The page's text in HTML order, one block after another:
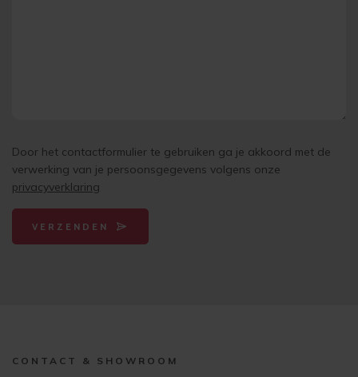
Door het contactformulier te gebruiken ga je akkoord met de
verwerking van je persoonsgegevens volgens onze
privacyverklaring
VERZENDEN
CONTACT & SHOWROOM